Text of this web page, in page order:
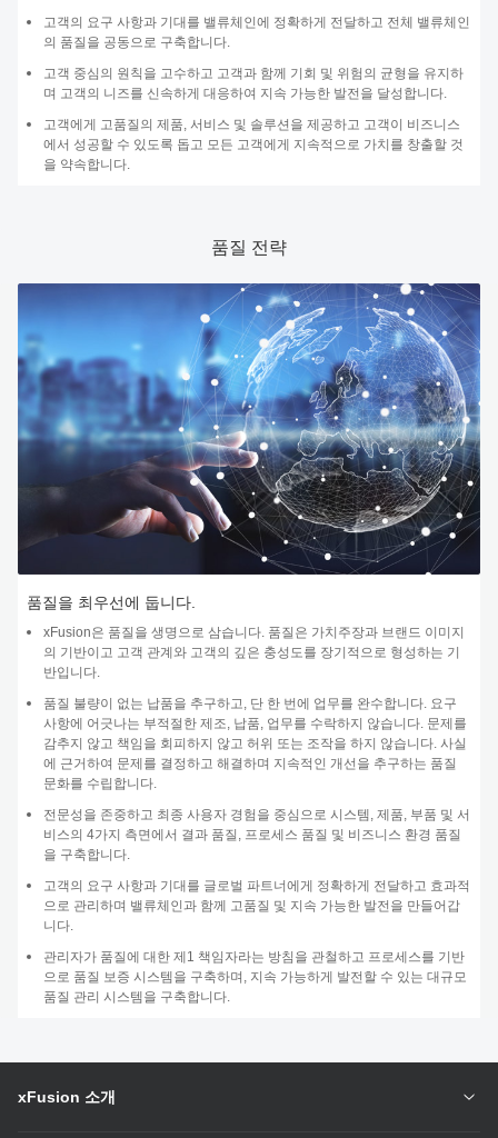
고객의 요구 사항과 기대를 밸류체인에 정확하게 전달하고 전체 밸류체인
의 품질을 공동으로 구축합니다.
고객 중심의 원칙을 고수하고 고객과 함께 기회 및 위험의 균형을 유지하
며 고객의 니즈를 신속하게 대응하여 지속 가능한 발전을 달성합니다.
고객에게 고품질의 제품, 서비스 및 솔루션을 제공하고 고객이 비즈니스
에서 성공할 수 있도록 돕고 모든 고객에게 지속적으로 가치를 창출할 것
을 약속합니다.
품질 전략
품질을 최우선에 둡니다.
xFusion은 품질을 생명으로 삼습니다. 품질은 가치주장과 브랜드 이미지
의 기반이고 고객 관계와 고객의 깊은 충성도를 장기적으로 형성하는 기
반입니다.
품질 불량이 없는 납품을 추구하고, 단 한 번에 업무를 완수합니다. 요구
사항에 어긋나는 부적절한 제조, 납품, 업무를 수락하지 않습니다. 문제를
감추지 않고 책임을 회피하지 않고 허위 또는 조작을 하지 않습니다. 사실
에 근거하여 문제를 결정하고 해결하며 지속적인 개선을 추구하는 품질
문화를 수립합니다.
전문성을 존중하고 최종 사용자 경험을 중심으로 시스템, 제품, 부품 및 서
비스의 4가지 측면에서 결과 품질, 프로세스 품질 및 비즈니스 환경 품질
을 구축합니다.
고객의 요구 사항과 기대를 글로벌 파트너에게 정확하게 전달하고 효과적
으로 관리하며 밸류체인과 함께 고품질 및 지속 가능한 발전을 만들어갑
니다.
관리자가 품질에 대한 제1 책임자라는 방침을 관철하고 프로세스를 기반
으로 품질 보증 시스템을 구축하며, 지속 가능하게 발전할 수 있는 대규모
품질 관리 시스템을 구축합니다.
xFusion 소개